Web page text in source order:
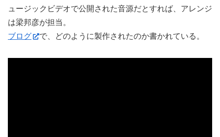
ュージックビデオで公開された音源だとすれば、アレンジ
は梁邦彦が担当。
ブログ
で、どのように製作されたのか書かれている。